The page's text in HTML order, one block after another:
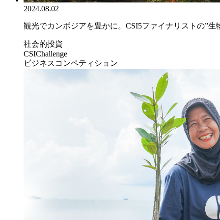
2024.08.02
観光でカンボジアを豊かに。CSI5ファイナリストの”生
社会的投資
CSIChallenge
ビジネスコンペティション